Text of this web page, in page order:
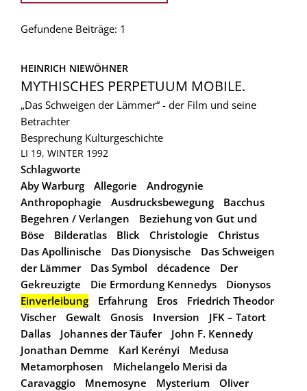
Gefundene Beiträge: 1
HEINRICH NIEWÖHNER
MYTHISCHES PERPETUUM MOBILE.
„Das Schweigen der Lämmer“ - der Film und seine
Betrachter
Besprechung Kulturgeschichte
LI 19, WINTER 1992
Schlagworte
Aby Warburg
Allegorie
Androgynie
Anthropophagie
Ausdrucksbewegung
Bacchus
Begehren / Verlangen
Beziehung von Gut und
Böse
Bilderatlas Blick Christologie
Christus
Das Apollinische
Das Dionysische
Das Schweigen
der Lämmer
Das Symbol décadence
Der
Gekreuzigte
Die Ermordung Kennedys
Dionysos
Einverleibung
Erfahrung Eros
Friedrich Theodor
Vischer
Gewalt Gnosis Inversion
JFK – Tatort
Dallas
Johannes der Täufer
John F. Kennedy
Jonathan Demme
Karl Kerényi
Medusa
Metamorphosen
Michelangelo Merisi da
Caravaggio
Mnemosyne Mysterium
Oliver